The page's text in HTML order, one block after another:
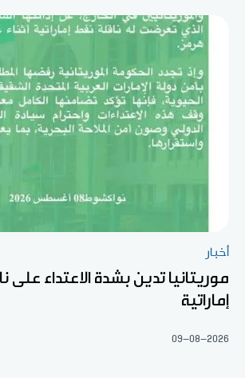
أخبار
موريتانيا تدين بشدة الاعتداء على
إماراتية
09-08-2026